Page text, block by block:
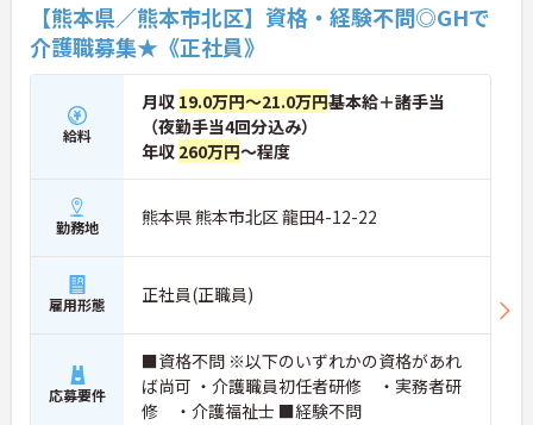
【熊本県／熊本市北区】資格・経験不問◎GHで
介護職募集★《正社員》
給料
月収 19.0万円～21.0万円基本給＋諸手当
（夜勤手当4回分込み）
年収 260万円～程度
勤務地 熊本県 熊本市北区 龍田4-12-22
雇用形態 正社員(正職員)
応募要件
■資格不問 ※以下のいずれかの資格があれ
ば尚可 ・介護職員初任者研修 ・実務者研
修 ・介護福祉士 ■経験不問